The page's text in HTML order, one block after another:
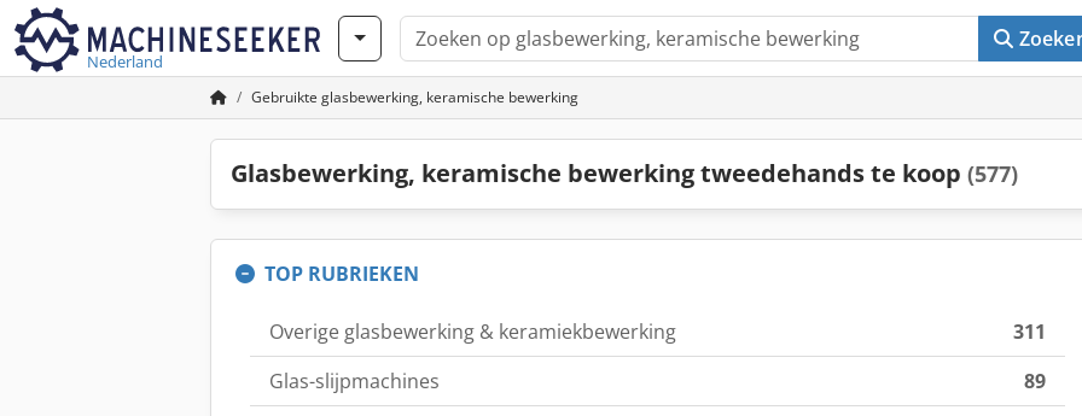
Nederland
Gebruikte glasbewerking, keramische bewerking
Glasbewerking, keramische bewerking tweedehands te koop (577)
TOP RUBRIEKEN
Overige glasbewerking & keramiekbewerking
311
Glas-slijpmachines
89